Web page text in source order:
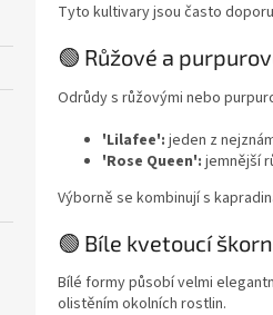
Tyto kultivary jsou často
🟢 Růžové a
Odrůdy s růžovými nebo
'Lilafee': jeden z
'Rose Queen': jemnější
Výborně se kombinují s
🟢 Bíle kvetoucí
Bílé formy působí velmi
olistěním okolních rostlin.